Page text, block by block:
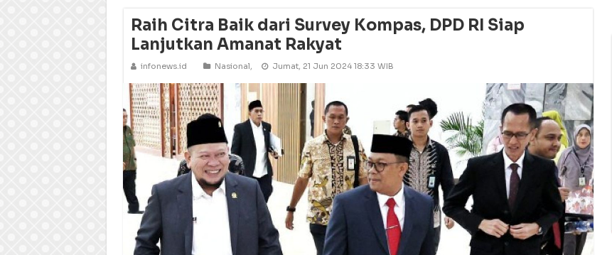
Raih Citra Baik dari Survey Kompas, DPD RI Siap
Lanjutkan Amanat Rakyat
infonews.id Nasional, Jumat, 21 Jun 2024 18:33 WIB